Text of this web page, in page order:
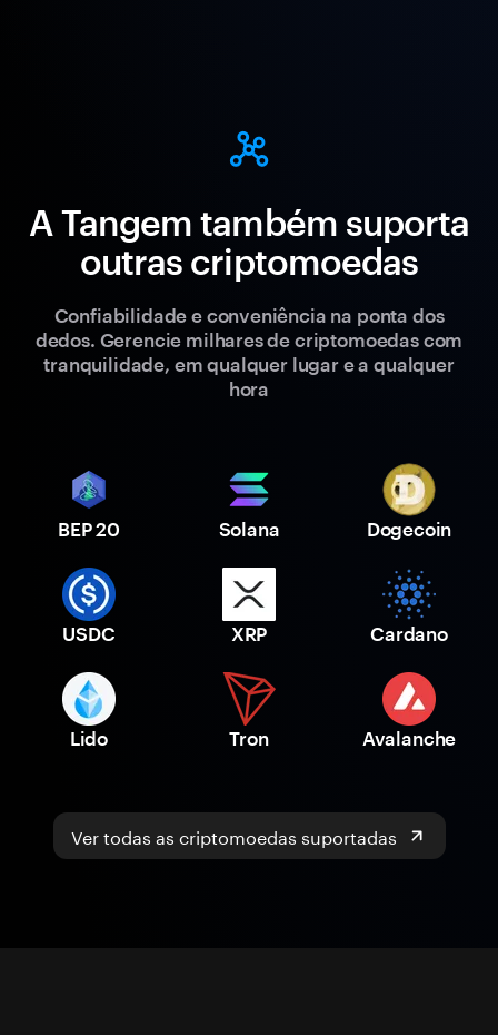
A Tangem também suporta
outras criptomoedas
Confiabilidade e conveniência na ponta dos
dedos. Gerencie milhares de criptomoedas com
tranquilidade, em qualquer lugar e a qualquer
hora
BEP 20 Solana Dogecoin
USDC XRP Cardano
Lido Tron Avalanche
Ver todas as criptomoedas suportadas